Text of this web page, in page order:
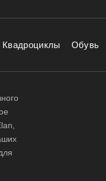
Квадроциклы Обувь